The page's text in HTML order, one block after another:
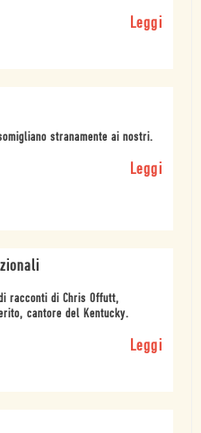
Leggi
stranamente ai nostri.
Leggi
racconti di Chris Offutt,
cantore del Kentucky.
Leggi